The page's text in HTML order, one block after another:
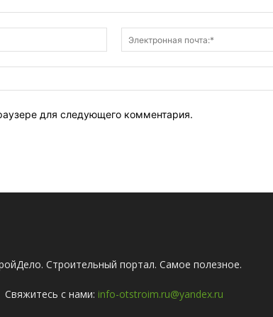
Имя:*
для следующего комментария.
Строительный портал. Самое полезное.
Свяжитесь с нами: info-otstroim.ru@yandex.ru